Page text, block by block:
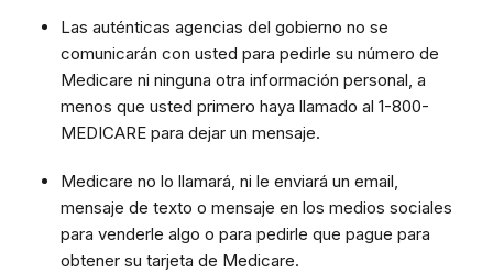
Las auténticas agencias del gobierno no se
comunicarán con usted para pedirle su número de
Medicare ni ninguna otra información personal, a
menos que usted primero haya llamado al 1-800-
MEDICARE para dejar un mensaje.
Medicare no lo llamará, ni le enviará un email,
mensaje de texto o mensaje en los medios sociales
para venderle algo o para pedirle que pague para
obtener su tarjeta de Medicare.